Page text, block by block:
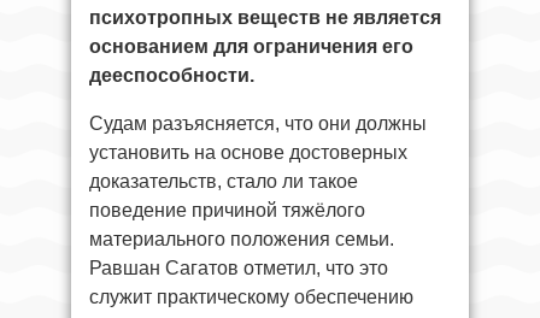
психотропных веществ не является
основанием для ограничения его
дееспособности.
Судам разъясняется, что они должны
установить на основе достоверных
доказательств, стало ли такое
поведение причиной тяжёлого
материального положения семьи.
Равшан Сагатов отметил, что это
служит практическому обеспечению